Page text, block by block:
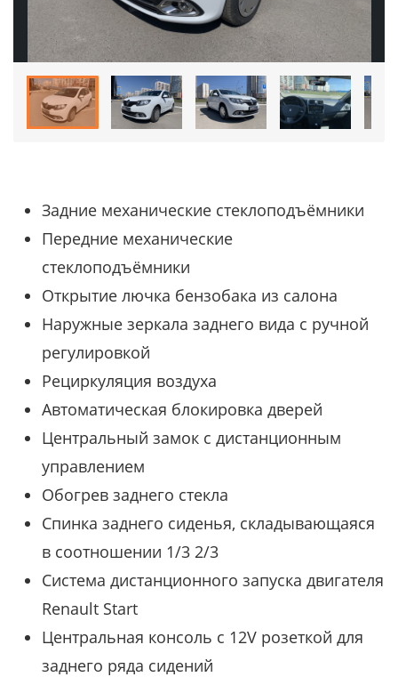
Задние механические стеклоподъёмники
Передние механические
стеклоподъёмники
Открытие лючка бензобака из салона
Наружные зеркала заднего вида с ручной
регулировкой
Рециркуляция воздуха
Автоматическая блокировка дверей
Центральный замок с дистанционным
управлением
Обогрев заднего стекла
Спинка заднего сиденья, складывающаяся
в соотношении 1/3 2/3
Система дистанционного запуска двигателя
Renault Start
Центральная консоль с 12V розеткой для
заднего ряда сидений